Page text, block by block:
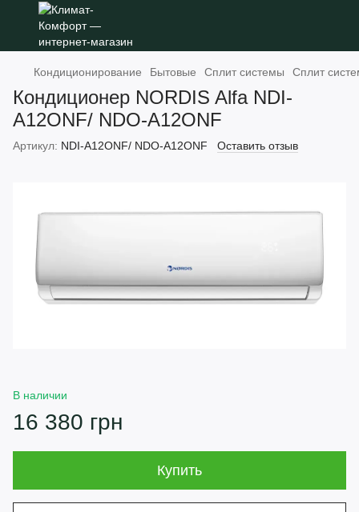
Кондиционирование Бытовые Сплит системы Сплит
Кондиционер NORDIS Alfa NDI-
А12ONF/ NDO-А12ONF
Артикул: NDI-А12ONF/ NDO-А12ONF Оставить отзыв
В наличии
16 380 грн
Купить